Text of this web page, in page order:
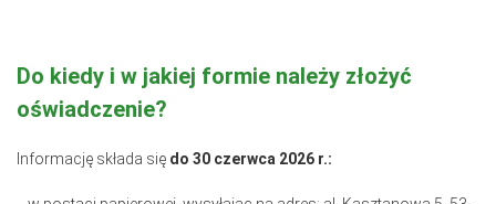
Do kiedy i w jakiej formie należy złożyć
oświadczenie?
Informację składa się do 30 czerwca 2026 r.: